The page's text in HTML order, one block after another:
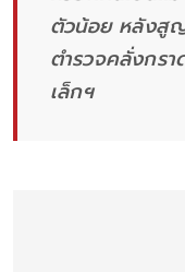
ตัวน้อย หลังสู
ตำรวจคลั่งกร
เล็กฯ